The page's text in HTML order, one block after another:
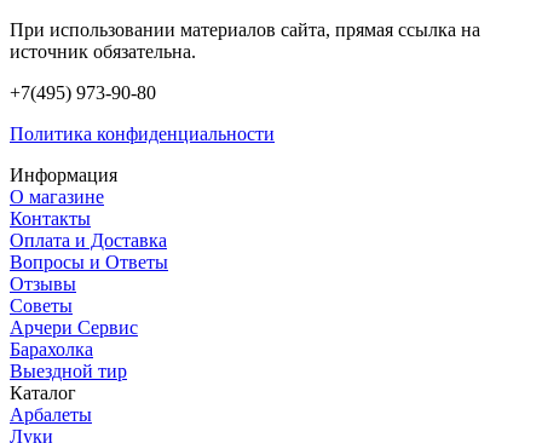
При использовании материалов сайта, прямая ссылка на
источник обязательна.
+7(495) 973-90-80
Политика конфиденциальности
Информация
О магазине
Контакты
Оплата и Доставка
Вопросы и Ответы
Отзывы
Советы
Арчери Сервис
Барахолка
Выездной тир
Каталог
Арбалеты
Луки